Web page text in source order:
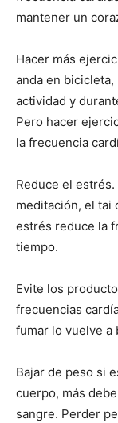
mantener un
Hacer más
anda en
actividad y
Pero hacer
la frecuencia
Reduce el
meditación, el tai
estrés reduce la
tiempo.
Evite los
frecuencias
fumar lo vuelve a
Bajar de peso si
cuerpo, más
sangre. Perder